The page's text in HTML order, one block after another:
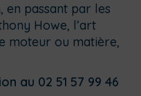
en passant par les
Howe, l’art
moteur ou matière,
au 02 51 57 99 46